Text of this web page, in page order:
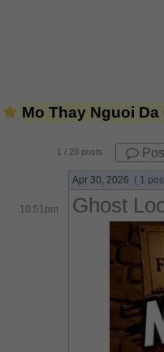
Mo Thay Nguoi
1 / 20 posts
Apr 30, 2026 ( 1
10:51pm Ghost